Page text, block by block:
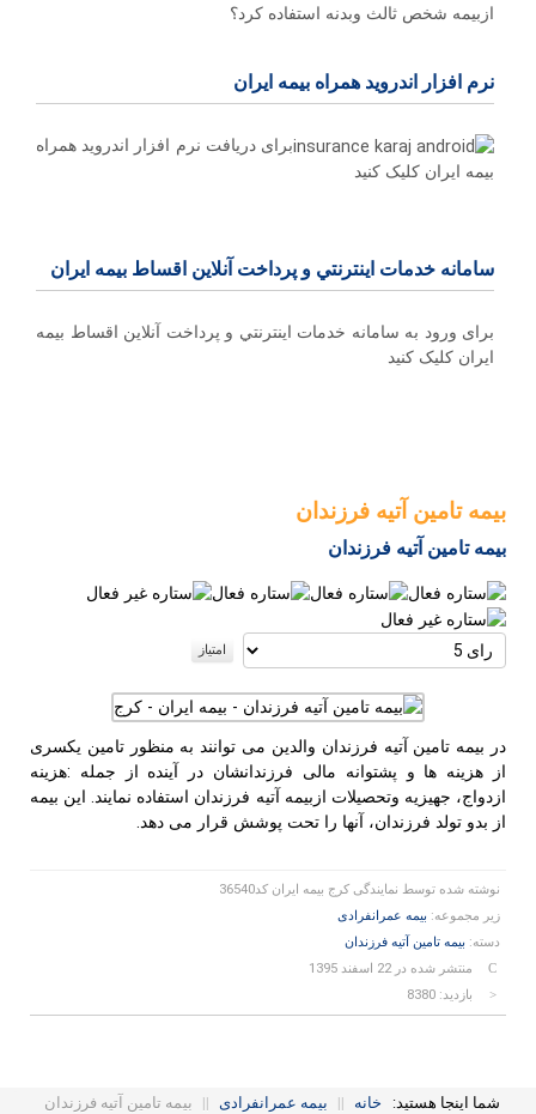
ازبیمه شخص ثالث وبدنه استفاده کرد؟
نرم افزار اندروید همراه بیمه ایران
برای دریافت نرم افزار اندروید همراه
بیمه ایران کلیک کنید
سامانه خدمات اينترنتي و پرداخت آنلاین اقساط بيمه ايران
برای ورود به سامانه خدمات اينترنتي و پرداخت آنلاین اقساط بيمه
ايران کلیک کنید
بیمه تامین آتیه فرزندان
بیمه تامین آتیه فرزندان
امتیاز
کاربران
لطفا
رای
در بیمه تامین آتیه فرزندان والدین می توانند به منظور تامین یکسری
از هزینه ها و پشتوانه مالی فرزندانشان در آینده از جمله :هزینه
ازدواج، جهیزیه وتحصیلات ازبیمه آتیه فرزندان استفاده نمایند. این بیمه
از بدو تولد فرزندان، آنها را تحت پوشش قرار می دهد.
نوشته شده توسط نمایندگی کرج بیمه ایران کد36540
زیر مجموعه: بیمه عمرانفرادی
دسته: بیمه تامین آتیه فرزندان
منتشر شده در 22 اسفند 1395
بازدید: 8380
شما اینجا هستید: خانه || بیمه عمرانفرادی || بیمه تامین آتیه فرزندان